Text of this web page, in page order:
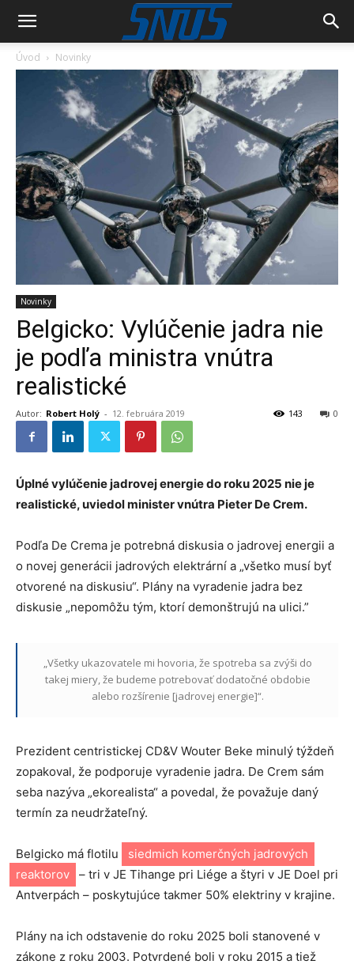
Úvod Novinky
Novinky
Belgicko: Vylúčenie jadra nie
je podľa ministra vnútra
realistické
Autor: Robert Holý - 12. februára 2019 0
143
Úplné vylúčenie jadrovej energie do roku 2025 nie je
realistické, uviedol minister vnútra Pieter De Crem.
Podľa De Crema je potrebná diskusia o jadrovej energii a
o novej generácii jadrových elektrární a „všetko musí byť
otvorené na diskusiu“. Plány na vyradenie jadra bez
diskusie „nepomôžu tým, ktorí demonštrujú na ulici.”
„Všetky ukazovatele mi hovoria, že spotreba sa zvýši do
takej miery, že budeme potrebovať dodatočné obdobie
alebo rozšírenie [jadrovej energie]“.
Prezident centristickej CD&V Wouter Beke minulý týždeň
zopakoval, že podporuje vyradenie jadra. De Crem sám
seba nazýva „ekorealista“ a povedal, že považuje daný
termín za neudržateľný.
Belgicko má flotilu
siedmich komerčných jadrových
reaktorov
– tri v JE Tihange pri Liége a štyri v JE Doel pri
Antverpách – poskytujúce takmer 50% elektriny v krajine.
Plány na ich odstavenie do roku 2025 boli stanovené v
zákone z roku 2003. Potvrdené boli v roku 2015 a tiež